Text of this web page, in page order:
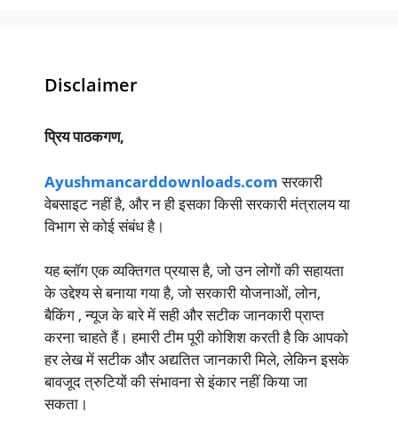
Disclaimer
प्रिय पाठकगण,
Ayushmancarddownloads.comसरकारी
वेबसाइट नहीं है, और न ही इसका किसी सरकारी मंत्रालय या
विभाग से कोई संबंध है।
यह ब्लॉग एक व्यक्तिगत प्रयास है, जो उन लोगों की सहायता
के उद्देश्य से बनाया गया है, जो सरकारी योजनाओं, लोन,
बैकिंग , न्यूज के बारे में सही और सटीक जानकारी प्राप्त
करना चाहते हैं। हमारी टीम पूरी कोशिश करती है कि आपको
हर लेख में सटीक और अद्यतित जानकारी मिले, लेकिन इसके
बावजूद त्रुटियों की संभावना से इंकार नहीं किया जा
सकता।